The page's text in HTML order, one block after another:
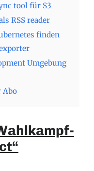
tool für S3
RSS reader
finden
Umgebung
Abo